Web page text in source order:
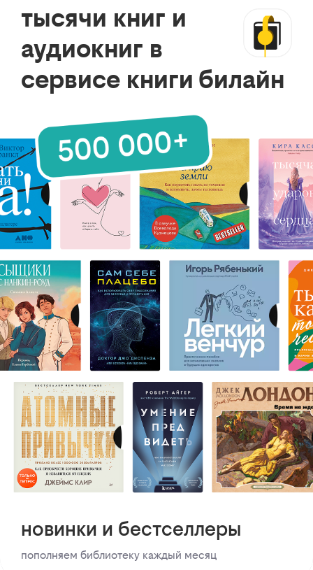
тысячи книг и
аудиокниг в
сервисе книги билайн
новинки и бестселлеры
пополняем библиотеку каждый месяц